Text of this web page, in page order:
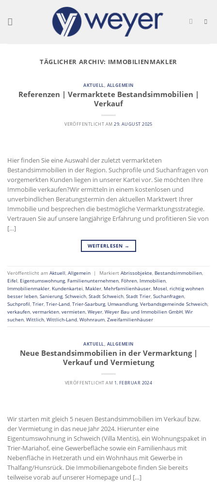
content
TÄGLICHER ARCHIV: IMMOBILIENMAKLER
AKTUELL, ALLGEMEIN
Referenzen | Vermarktete Bestandsimmobilien |
Verkauf
VERÖFFENTLICHT AM29. AUGUST 2025
Hier finden Sie eine Auswahl der zuletzt vermarkteten
Bestandsimmobilien in der Region. Suchprofile und Suchanfragen von
vorgemerkten Kunden liegen in unserer Kartei vor. Sie möchten Ihre
Immobilie verkaufen?Wir ermitteln in einem kostenlosen und
unverbindlichen Beratungstermin den aktuellen Marktwert Ihrer
Immobilie und besprechen die bestmögliche Vermarktungsstrategie.
Vertrauen Sie auf unsere langjährige Erfahrung und profitieren Sie von
[…]
WEITERLESEN →
Veröffentlicht am Aktuell, Allgemein | Markiert Abrissobjekte, Bestandsimmobilien,
Eifel, Eigentumswohnung, Familienunternehmen, Föhren, Immobilien,
Immobilienmakler, Kundenkartei, Makler, Mehrfamilienhäuser, Mosel, richtig wohnen
besser leben, Sanierung, Schweich, Stadt Schweich, Stadt Trier, Suchanfragen,
Suchprofil, Trier, Trier-Land, Trier-Saarburg, Umwandlung, Verbandsgemeinde Schweich,
verkaufen, vermarkten, vermieten, Weyer, Weyer Bau und Immobilien GmbH, Wir
suchen, Wittlich, Wittlich-Land, Wohnraum, Zweifamilienhäuser
AKTUELL, ALLGEMEIN
Neue Bestandsimmobilien in der Vermarktung |
Verkauf und Vermietung
VERÖFFENTLICHT AM 1. FEBRUAR 2024
Wir starten mit gleich 5 neuen Bestandsimmobilien im Verkauf bzw.
der Vermietung in das neue Jahr 2024. Hierunter eine
Eigentumswohnung in Schweich (Villa Mentis), ein Wohnungspaket in
Trier-Mariahof, eine Gewerbefläche sowie ein Familienhaus mit
Nebenfläche in Hetzerath und ein Wohnhaus mit Gewerbe in
Thalfang/Hunsrück. Die Immobilienangebote finden Sie bereits
teilweise vorab auf unserer Homepage und […]